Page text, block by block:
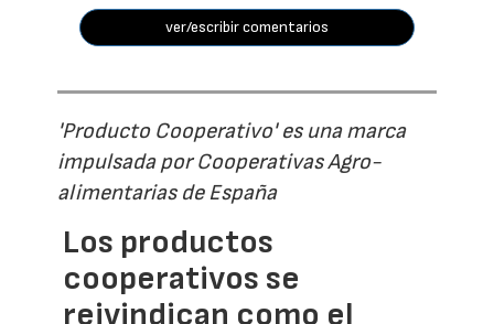
ver/escribir comentarios
'Producto Cooperativo' es una marca
impulsada por Cooperativas Agro-
alimentarias de España
Los productos
cooperativos se
reivindican como el